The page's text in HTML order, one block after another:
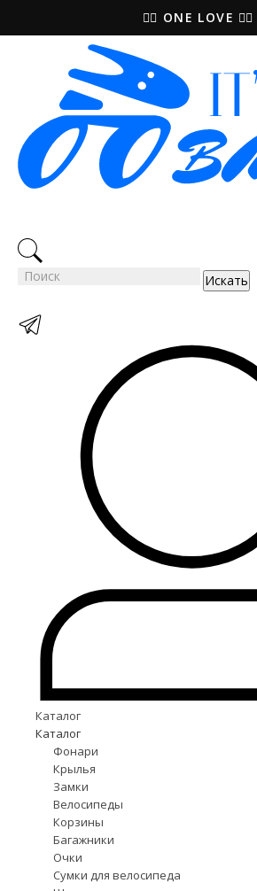
🚵‍♀️ ONE LOVE 🚴‍♀️
Искать
Каталог
Каталог
Фонари
Крылья
Замки
Велосипеды
Корзины
Багажники
Очки
Сумки для велосипеда